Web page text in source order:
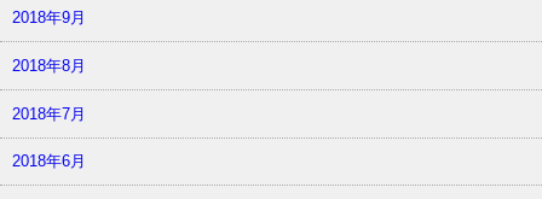
2018年9月
2018年8月
2018年7月
2018年6月